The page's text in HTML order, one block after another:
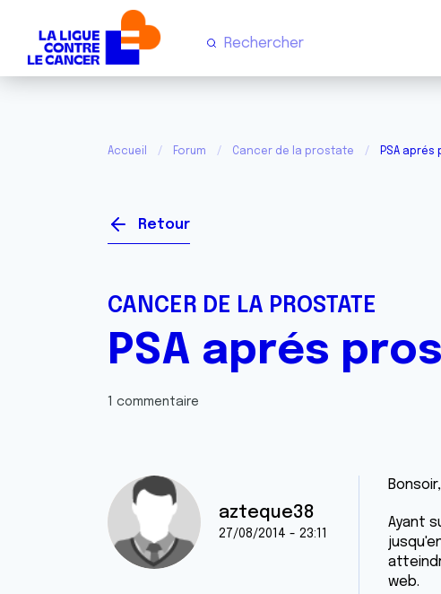
Accueil Forum Cancer de la prostate PSA
Retour
CANCER DE LA PROSTATE
PSA aprés
1 commentaire
azteque38
27/08/2014 - 23:11
Bonsoir,
Ayant
web.